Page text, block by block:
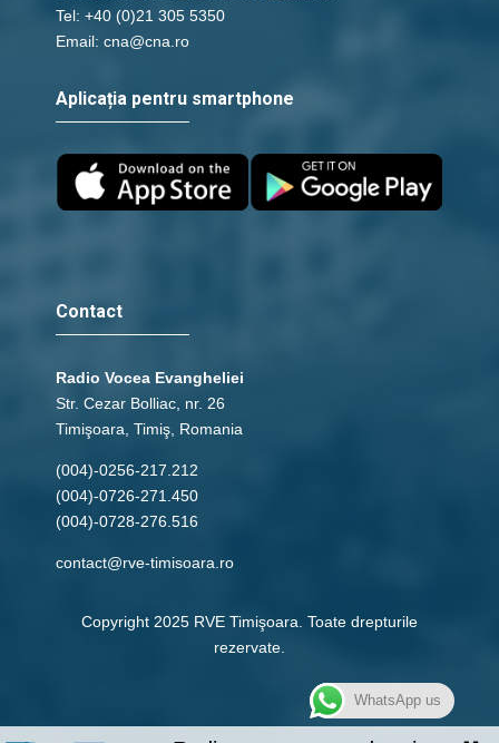
Tel: +40 (0)21 305 5350
Email: cna@cna.ro
Aplicația pentru smartphone
Contact
Radio Vocea Evangheliei
Str. Cezar Bolliac, nr. 26
Timişoara, Timiş, Romania
(004)-0256-217.212
(004)-0726-271.450
(004)-0728-276.516
contact@rve-timisoara.ro
Copyright 2025 RVE Timişoara. Toate drepturile
rezervate.
WhatsApp us